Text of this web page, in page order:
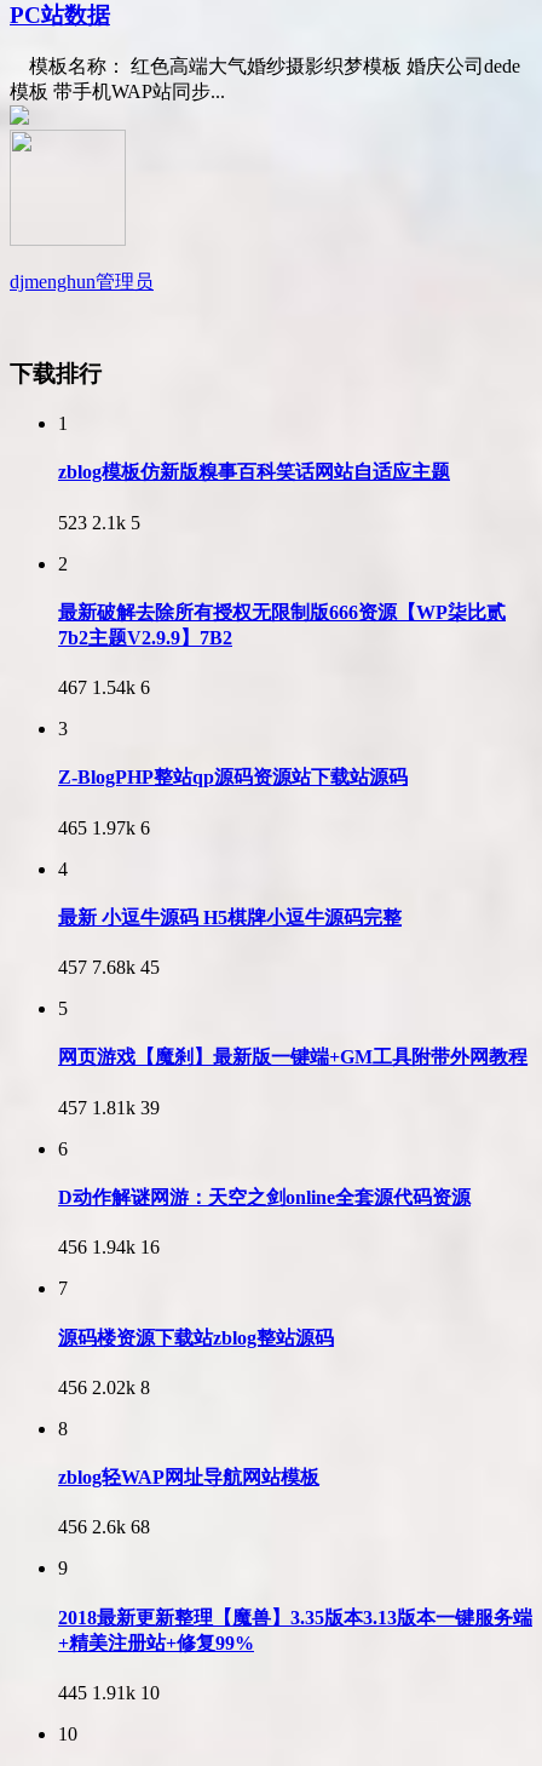
PC站数据
模板名称： 红色高端大气婚纱摄影织梦模板 婚庆公司dede
模板 带手机WAP站同步...
djmenghun管理员
下载排行
1
zblog模板仿新版糗事百科笑话网站自适应主题
523 2.1k 5
2
最新破解去除所有授权无限制版666资源【WP柒比贰
7b2主题V2.9.9】7B2
467 1.54k 6
3
Z-BlogPHP整站qp源码资源站下载站源码
465 1.97k 6
4
最新 小逗牛源码 H5棋牌小逗牛源码完整
457 7.68k 45
5
网页游戏【魔刹】最新版一键端+GM工具附带外网教程
457 1.81k 39
6
D动作解谜网游：天空之剑online全套源代码资源
456 1.94k 16
7
源码楼资源下载站zblog整站源码
456 2.02k 8
8
zblog轻WAP网址导航网站模板
456 2.6k 68
9
2018最新更新整理【魔兽】3.35版本3.13版本一键服务端
+精美注册站+修复99%
445 1.91k 10
10